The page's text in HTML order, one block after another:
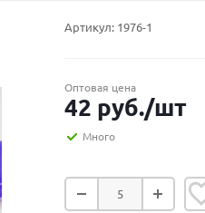
Артикул: 1976-1
Оптовая цена
42 руб./шт
Много